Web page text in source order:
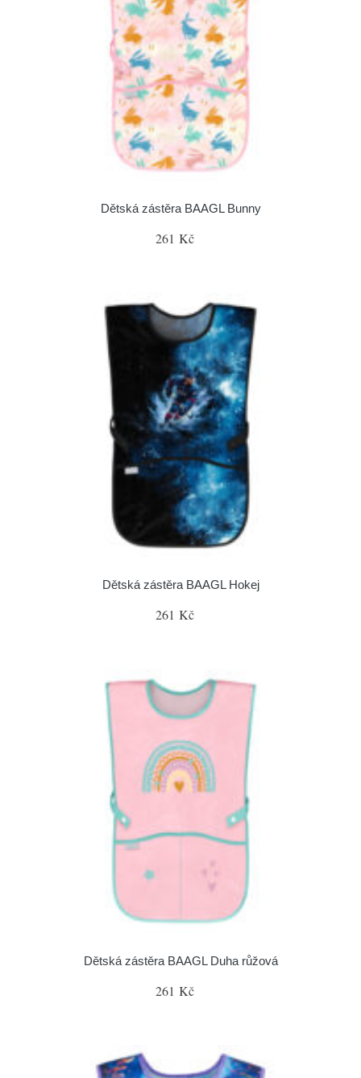
Dětská zástěra BAAGL Bunny
261 Kč
Dětská zástěra BAAGL Hokej
261 Kč
Dětská zástěra BAAGL Duha růžová
261 Kč